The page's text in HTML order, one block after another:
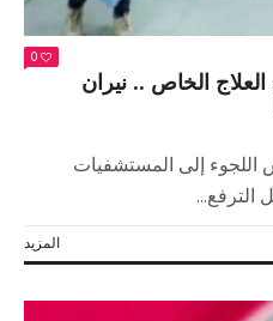
0
الخاص .. نيران
إلى المستشفيات
المزيد